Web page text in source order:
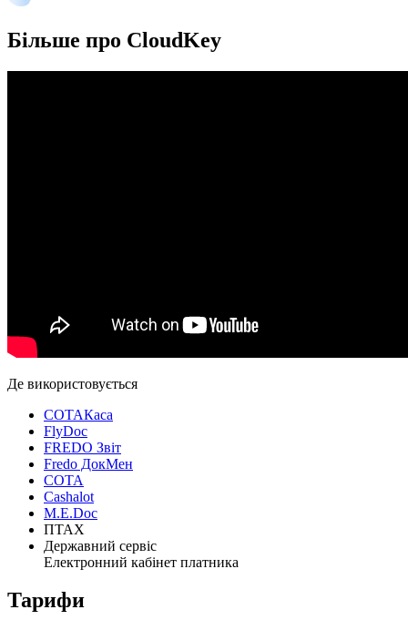
Більше про CloudKey
Де використовується
СОТАКаса
FlyDoc
FREDO Звіт
Fredo ДокМен
СОТА
Cashalot
M.E.Doc
ПТАХ
Державний сервіс
Електронний кабінет платника
Тарифи